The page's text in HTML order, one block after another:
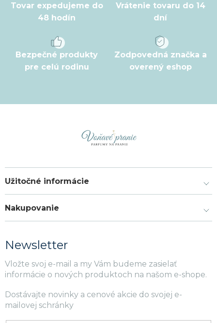
Tovar expedujeme do
48 hodín
Vrátenie tovaru do 14
dní
Bezpečné produkty
pre celú rodinu
Zodpovedná značka a
overený eshop
Užitočné informácie
Nakupovanie
Newsletter
Vložte svoj e-mail a my Vám budeme zasielať
informácie o nových produktoch na našom e-shope.
Dostávajte novinky a cenové akcie do svojej e-
mailovej schránky